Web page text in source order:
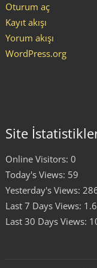
Oturum aç
Kayıt akışı
Yorum akışı
WordPress.org
Site
Online Visitors: 0
Today's Views: 59
Yesterday's Views:
Last 7 Days Views:
Last 30 Days Views: